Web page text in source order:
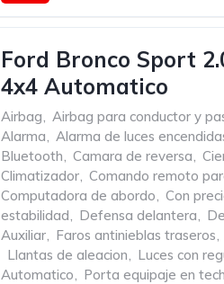
Ford Bronco Sport
4x4 Automatico
Airbag, Airbag para conductor y
Alarma, Alarma de luces
Bluetooth, Camara de reversa,
Climatizador, Comando remoto
Computadora de abordo, Con
estabilidad, Defensa delantera,
Auxiliar, Faros antinieblas traseros,
Llantas de aleacion, Luces con
Automatico, Porta equipaje en